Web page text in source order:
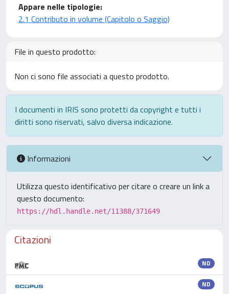
Appare nelle tipologie:
2.1 Contributo in volume (Capitolo o Saggio)
File in questo prodotto:
Non ci sono file associati a questo prodotto.
I documenti in IRIS sono protetti da copyright e tutti i
diritti sono riservati, salvo diversa indicazione.
Informazioni
Utilizza questo identificativo per citare o creare un link a
questo documento:
https://hdl.handle.net/11388/371649
Citazioni
ND
ND